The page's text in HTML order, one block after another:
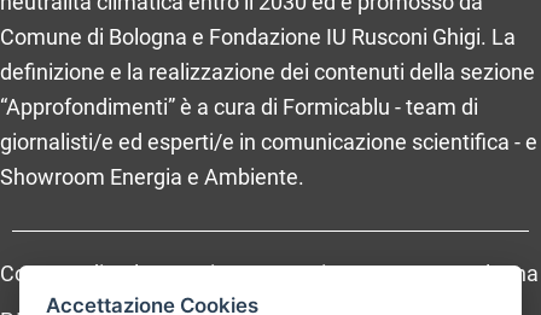
Comune di Bologna e Fondazione IU Rusconi Ghigi. La
definizione e la realizzazione dei contenuti della sezione
“Approfondimenti” è a cura di Formicablu - team di
giornalisti/e ed esperti/e in comunicazione scientifica - e
Showroom Energia e Ambiente.
Comune di Bologna, Piazza Maggiore, 6 - 40124 Bologna
Accettazione Cookies